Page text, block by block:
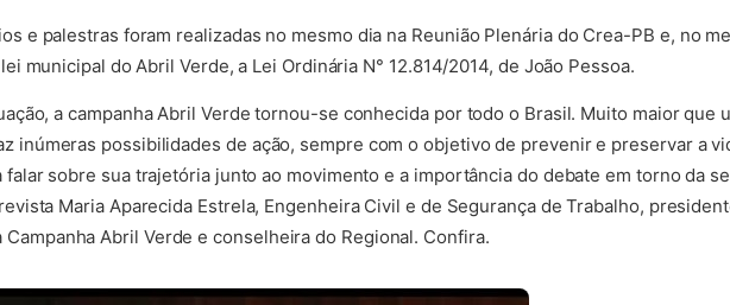
e palestras foram realizadas no mesmo dia na Reunião Plenária do Crea-PB e, no
municipal do Abril Verde, a Lei Ordinária N° 12.814/2014, de João Pessoa.
a campanha Abril Verde tornou-se conhecida por todo o Brasil. Muito maior que
inúmeras possibilidades de ação, sempre com o objetivo de prevenir e preservar a
falar sobre sua trajetória junto ao movimento e a importância do debate em torno da
Maria Aparecida Estrela, Engenheira Civil e de Segurança de Trabalho,
Abril Verde e conselheira do Regional. Confira.